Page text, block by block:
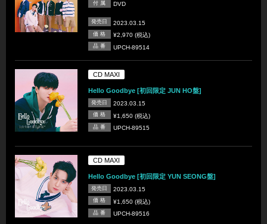
付 属 DVD
発売日 2023.03.15
価 格 ¥2,970 (税込)
品 番 UPCH-89514
CD MAXI
Hello Goodbye [初回限定 JUN HO盤]
発売日 2023.03.15
価 格 ¥1,650 (税込)
品 番 UPCH-89515
CD MAXI
Hello Goodbye [初回限定 YUN SEONG盤]
発売日 2023.03.15
価 格 ¥1,650 (税込)
品 番 UPCH-89516